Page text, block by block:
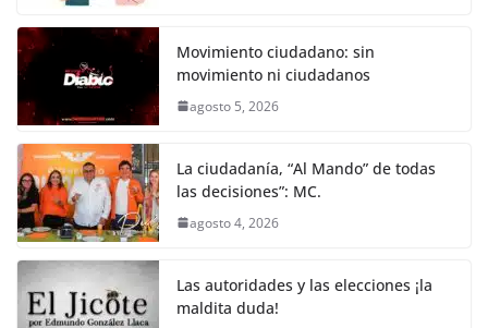
Movimiento ciudadano: sin
movimiento ni ciudadanos
agosto 5, 2026
La ciudadanía, “Al Mando” de todas
las decisiones”: MC.
agosto 4, 2026
Las autoridades y las elecciones ¡la
maldita duda!